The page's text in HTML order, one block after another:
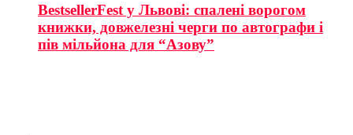
BestsellerFest у Львові: спалені ворогом
книжки, довжелезні черги по автографи і
пів мільйона для “Азову”